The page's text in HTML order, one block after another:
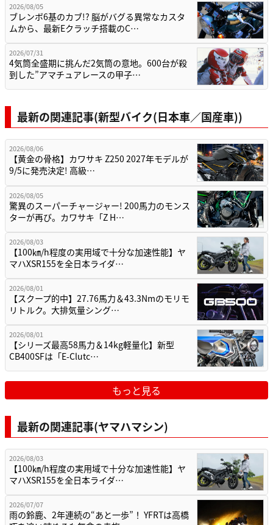
2026/08/05
ブレンボ6基のカブ!? 脳がバグる異常なカスタ
ムから、最新Eクラッチ搭載のC…
2026/07/31
4気筒全盛期に挑んだ2気筒の意地。600台が殺
到した”アマチュアレースの甲子…
最新の関連記事(新型バイク(日本車／国産車))
2026/08/06
【黄金の骨格】カワサキ Z250 2027年モデルが
9/5に発売決定! 高級…
2026/08/05
驚異のスーパーチャージャー! 200馬力のモンス
ターが再び。カワサキ「Z H…
2026/08/03
【100㎞/h程度の実用域で十分な加速性能】ヤ
マハXSR155を全日本ライダ…
2026/08/01
【スクープ的中】27.76馬力＆43.3Nmのモリモ
リトルク。大排気量シング…
2026/08/01
【シリーズ最高58馬力＆14kg軽量化】新型
CB400SFは「E-Clutc…
もっと見る
最新の関連記事(ヤマハマシン)
2026/08/03
【100㎞/h程度の実用域で十分な加速性能】ヤ
マハXSR155を全日本ライダ…
2026/07/07
雨の鈴鹿、2年連続の“あと一歩”！ YFRTは高橋